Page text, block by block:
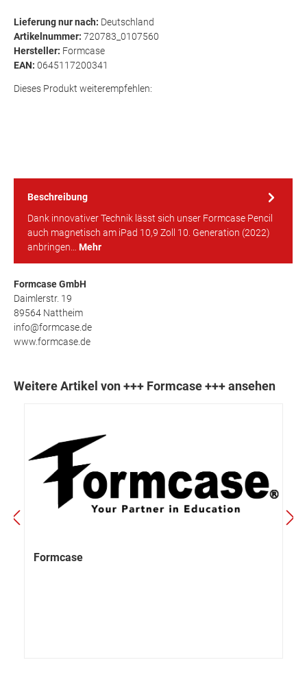
Lieferung nur nach: Deutschland
Artikelnummer: 720783_0107560
Hersteller: Formcase
EAN: 0645117200341
Dieses Produkt weiterempfehlen:
Beschreibung
Dank innovativer Technik lässt sich unser Formcase Pencil
auch magnetisch am iPad 10,9 Zoll 10. Generation (2022)
anbringen… Mehr
Formcase GmbH
Daimlerstr. 19
89564 Nattheim
info@formcase.de
www.formcase.de
Weitere Artikel von +++ Formcase +++ ansehen
Formcase